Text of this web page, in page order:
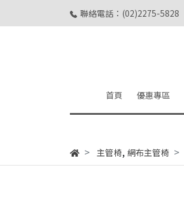
聯絡電話：(02)2275-5828
首頁 優惠專區
主管椅, 網布主管椅